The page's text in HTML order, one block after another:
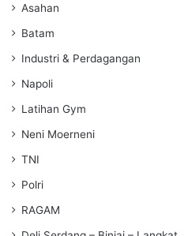
Asahan
Batam
Industri & Perdagangan
Napoli
Latihan Gym
Neni Moerneni
TNI
Polri
RAGAM